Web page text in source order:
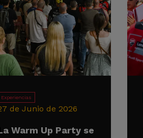
Experiencias
de Junio de 2026
Warm Up Party se